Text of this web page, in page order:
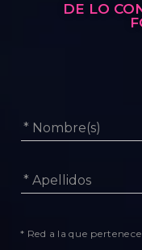
DE LO
* Nombre(s)
* Apellidos
* Red a la que pertenece